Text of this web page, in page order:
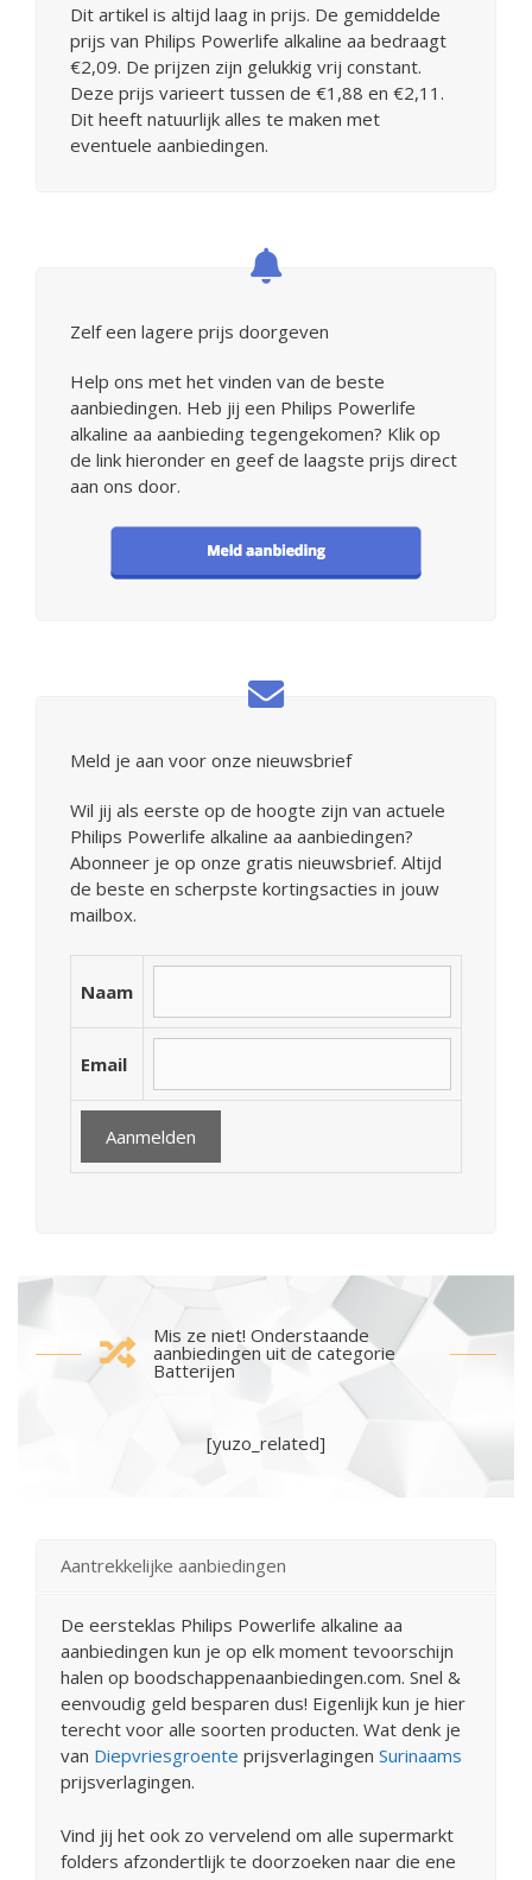
Dit artikel is altijd laag in prijs. De gemiddelde
prijs van Philips Powerlife alkaline aa bedraagt
€2,09. De prijzen zijn gelukkig vrij constant.
Deze prijs varieert tussen de €1,88 en €2,11.
Dit heeft natuurlijk alles te maken met
eventuele aanbiedingen.
Zelf een lagere prijs doorgeven
Help ons met het vinden van de beste
aanbiedingen. Heb jij een Philips Powerlife
alkaline aa aanbieding tegengekomen? Klik op
de link hieronder en geef de laagste prijs direct
aan ons door.
Meld je aan voor onze nieuwsbrief
Wil jij als eerste op de hoogte zijn van actuele
Philips Powerlife alkaline aa aanbiedingen?
Abonneer je op onze gratis nieuwsbrief. Altijd
de beste en scherpste kortingsacties in jouw
mailbox.
Naam
Email
Mis ze niet! Onderstaande
aanbiedingen uit de categorie
Batterijen
[yuzo_related]
Aantrekkelijke aanbiedingen
De eersteklas Philips Powerlife alkaline aa
aanbiedingen kun je op elk moment tevoorschijn
halen op boodschappenaanbiedingen.com. Snel &
eenvoudig geld besparen dus! Eigenlijk kun je hier
terecht voor alle soorten producten. Wat denk je
van Diepvriesgroente prijsverlagingen Surinaams
prijsverlagingen.
Vind jij het ook zo vervelend om alle supermarkt
folders afzondertlijk te doorzoeken naar die ene